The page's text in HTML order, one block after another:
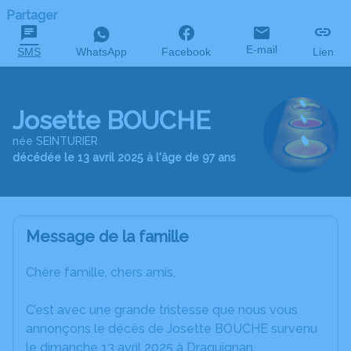
Partager
SMS WhatsApp Facebook E-mail Lien
Josette BOUCHE
née SEINTURIER
décédée le 13 avril 2025 à l'âge de 97 ans
Message de la famille
Chère famille, chers amis,
C’est avec une grande tristesse que nous vous
annonçons le décès de Josette BOUCHE survenu
le dimanche 13 avril 2025 à Draguignan.